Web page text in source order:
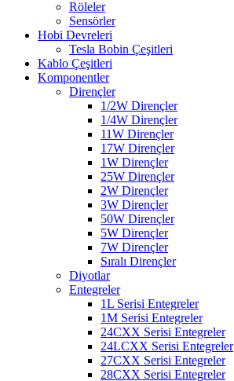
Röleler
Sensörler
Hobi Devreleri
Tesla Bobin Çeşitleri
Kablo Çeşitleri
Komponentler
Dirençler
1/2W Dirençler
1/4W Dirençler
11W Dirençler
17W Dirençler
1W Dirençler
25W Dirençler
2W Dirençler
3W Dirençler
50W Dirençler
5W Dirençler
7W Dirençler
Sıralı Dirençler
Diyotlar
Entegreler
1L Serisi Entegreler
1M Serisi Entegreler
24CXX Serisi Entegreler
24LCXX Serisi Entegreler
27CXX Serisi Entegreler
28CXX Serisi Entegreler